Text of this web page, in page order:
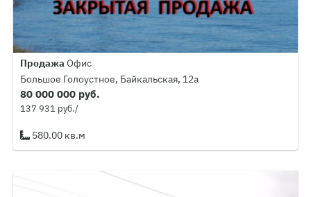
ПродажаОфис
Большое Голоустное, Байкальская, 12а
80 000 000 руб.
137 931 руб./
580.00 кв.м